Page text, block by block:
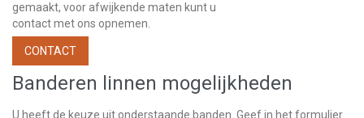
gemaakt, voor afwijkende maten kunt u
contact met ons opnemen.
CONTACT
Banderen linnen mogelijkheden
U heeft de keuze uit onderstaande banden. Geef in het formulier